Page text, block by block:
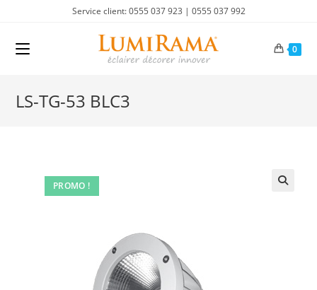
content
Service client: 0555 037 923 | 0555 037 992
0
LS-TG-53 BLC3
PROMO !